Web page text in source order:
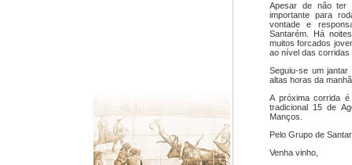
Apesar de não ter
importante para
vontade e
Santarém. Há
muitos forcados
ao nível das corridas
Seguiu-se um jantar
altas horas da
A próxima corrida
tradicional 15 de
Manços.
Pelo Grupo de
Venha vinho,